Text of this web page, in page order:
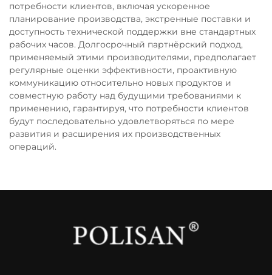
потребности клиентов, включая ускоренное
планирование производства, экстренные поставки и
доступность технической поддержки вне стандартных
рабочих часов. Долгосрочный партнёрский подход,
применяемый этими производителями, предполагает
регулярные оценки эффективности, проактивную
коммуникацию относительно новых продуктов и
совместную работу над будущими требованиями к
применению, гарантируя, что потребности клиентов
будут последовательно удовлетворяться по мере
развития и расширения их производственных
операций.